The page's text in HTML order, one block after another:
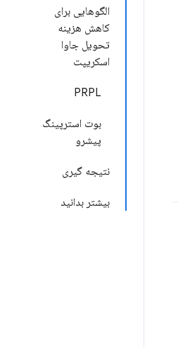
الگوهایی برای
کاهش هزینه
تحویل جاوا
اسکریپت
PRPL
بوت استرپینگ
پیشرو
نتیجه گیری
بیشتر بدانید